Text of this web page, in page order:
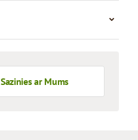
Sazinies ar Mums